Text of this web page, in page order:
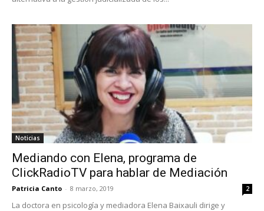
Noticias
Mediando con Elena, programa de
ClickRadioTV para hablar de Mediación
Patricia Canto - 8 marzo, 2019 2
La doctora en psicología y mediadora Elena Baixauli dirige y